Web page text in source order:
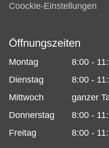
Coockie-Einstellungen
Öffnungszeiten
Montag
8:00 -
Dienstag
8:00 -
Mittwoch
ganzer
Donnerstag
8:00 -
Freitag
8:00 -